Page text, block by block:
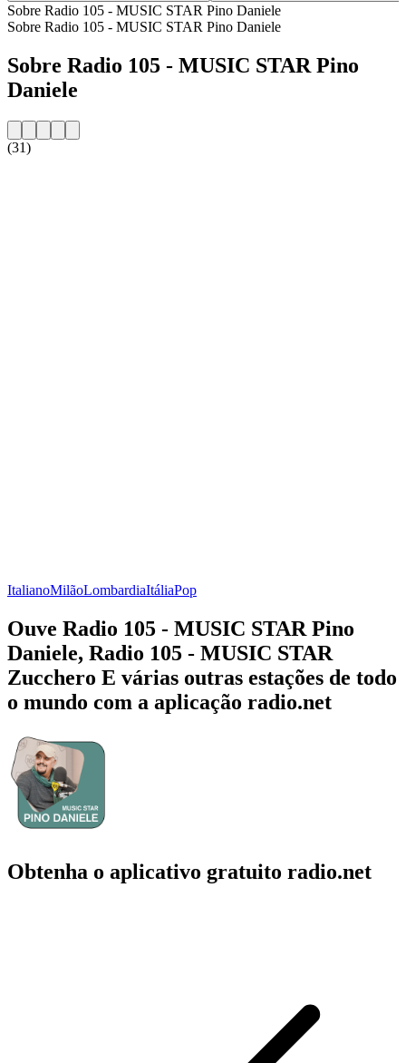
Sobre Radio 105 - MUSIC STAR Pino Daniele
Sobre Radio 105 - MUSIC STAR Pino Daniele
Sobre Radio 105 - MUSIC STAR Pino
Daniele
(31)
ItalianoMilãoLombardiaItáliaPop
Ouve Radio 105 - MUSIC STAR Pino
Daniele, Radio 105 - MUSIC STAR
Zucchero E várias outras estações de todo
o mundo com a aplicação radio.net
Obtenha o aplicativo gratuito radio.net